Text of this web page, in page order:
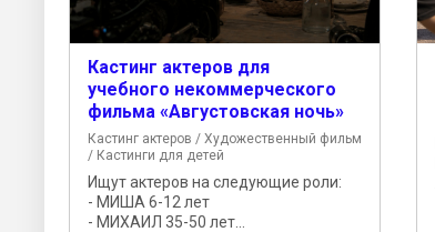
Кастинг актеров для
учебного некоммерческого
фильма «Августовская ночь»
Кастинг актеров / Художественный фильм
/ Кастинги для детей
Ищут актеров на следующие роли:
- МИША 6-12 лет
- МИХАИЛ 35-50 лет...